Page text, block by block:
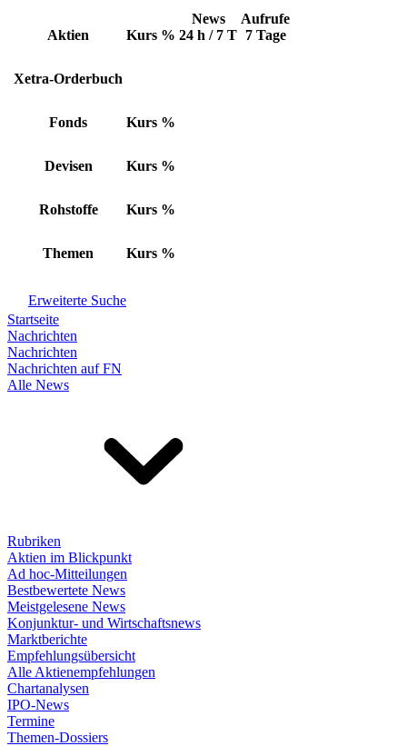
Aktien Kurs %
News
24 h / 7 T
Aufrufe
7 Tage
Xetra-Orderbuch
Fonds Kurs %
Devisen Kurs %
Rohstoffe Kurs %
Themen Kurs %
Erweiterte Suche
Startseite
Nachrichten
Nachrichten
Nachrichten auf FN
Alle News
Rubriken
Aktien im Blickpunkt
Ad hoc-Mitteilungen
Bestbewertete News
Meistgelesene News
Konjunktur- und Wirtschaftsnews
Marktberichte
Empfehlungsübersicht
Alle Aktienempfehlungen
Chartanalysen
IPO-News
Termine
Themen-Dossiers